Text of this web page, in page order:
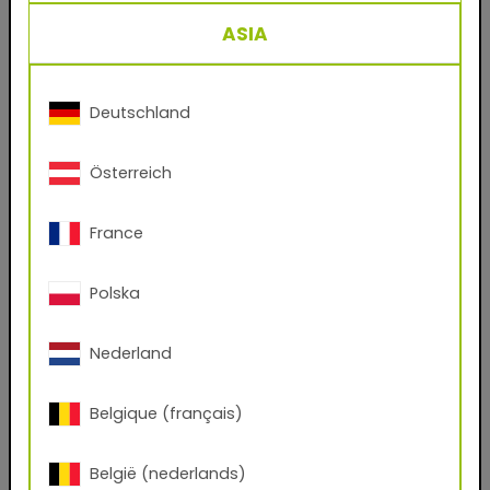
Email
Ville
ASIA
Deutschland
Österreich
France
Polska
Nederland
Belgique (français)
België (nederlands)